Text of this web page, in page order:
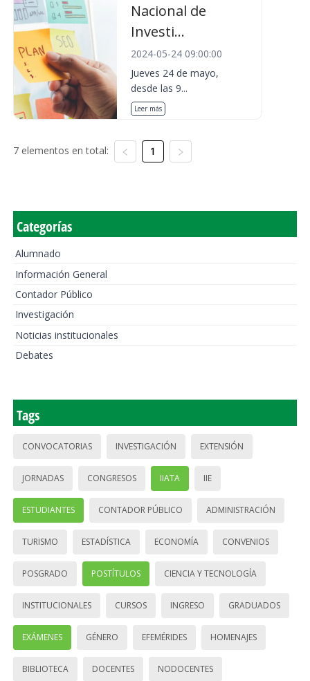
Nacional de
Investi...
2024-05-24 09:00:00
Jueves 24 de mayo,
desde las 9...
Leer más
7 elementos en total: 1
Categorías
Alumnado
Información General
Contador Público
Investigación
Noticias institucionales
Debates
Tags
CONVOCATORIAS INVESTIGACIÓN EXTENSIÓN
JORNADAS CONGRESOS IIATA IIE
ESTUDIANTES CONTADOR PÚBLICO ADMINISTRACIÓN
TURISMO ESTADÍSTICA ECONOMÍA CONVENIOS
POSGRADO POSTÍTULOS CIENCIA Y TECNOLOGÍA
INSTITUCIONALES CURSOS INGRESO GRADUADOS
EXÁMENES GÉNERO EFEMÉRIDES HOMENAJES
BIBLIOTECA DOCENTES NODOCENTES